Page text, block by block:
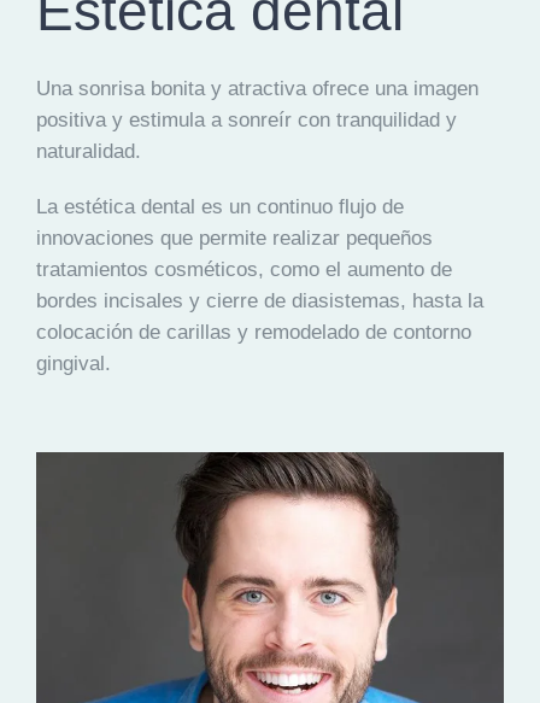
DIENTES FIJOS EN UN DÍA
MAXILOFACIAL
Una sonrisa bonita y atractivaofrece una imagen
positiva y estimula a sonreír con tranquilidad y
naturalidad.
La estética dental es un continuo flujo de
innovaciones que permite realizar pequeños
tratamientos cosméticos, como el aumento de
bordes incisales y cierre de diasistemas, hasta la
colocación de carillas y remodelado de contorno
gingival.